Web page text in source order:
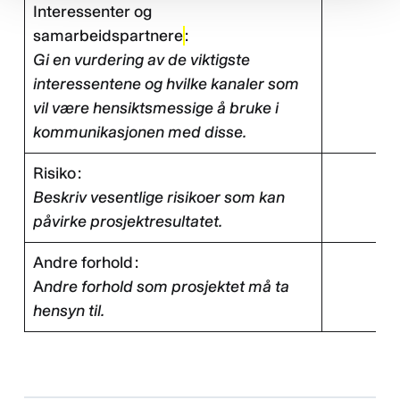
Interessenter og
samarbeidspartnere:
Gi en vurdering av de viktigste
interessentene og hvilke kanaler som
vil være hensiktsmessige å bruke i
kommunikasjonen med disse.
Risiko :
Beskriv vesentlige risikoer som kan
påvirke prosjektresultatet.
Andre forhold :
Andre forhold som prosjektet må ta
hensyn til.